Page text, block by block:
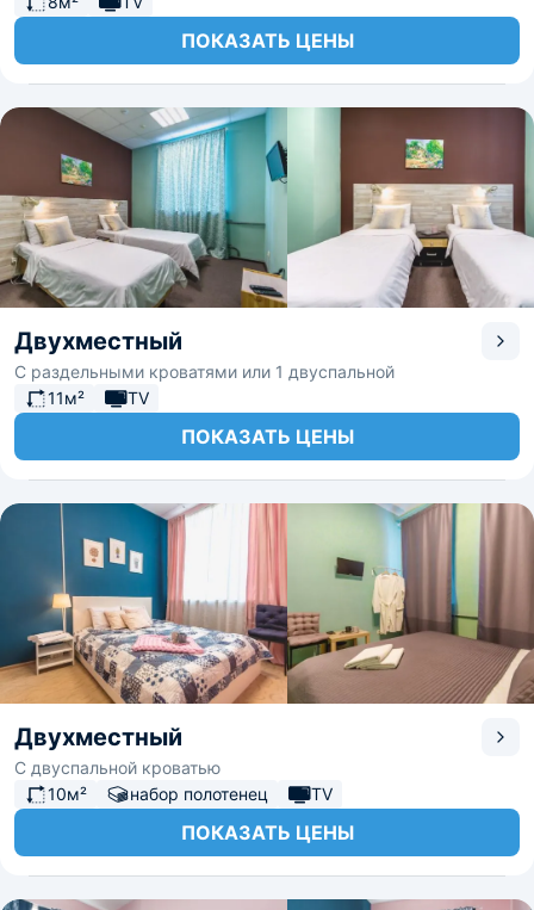
ПОКАЗАТЬ ЦЕНЫ
Двухместный
С раздельными кроватями или 1 двуспальной
11м²
TV
ПОКАЗАТЬ ЦЕНЫ
Двухместный
С двуспальной кроватью
10м²
набор полотенец TV
ПОКАЗАТЬ ЦЕНЫ